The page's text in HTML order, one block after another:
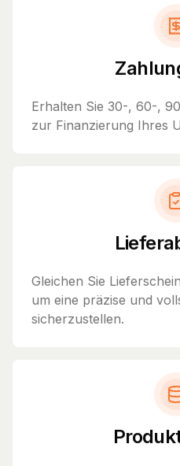
Erhalten Sie 30-, 60-,
zur Finanzierung Ihres
Gleichen Sie
um eine präzise und
sicherzustellen.